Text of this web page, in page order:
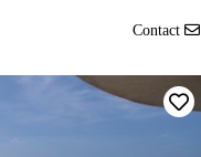
Contact